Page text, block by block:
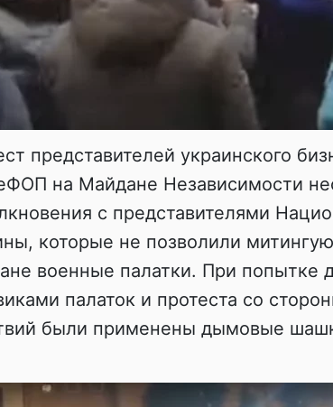
представителей украинского
на Майдане Независимости
с представителями
которые не позволили
военные палатки. При попытке
палаток и протеста со
были применены дымовые